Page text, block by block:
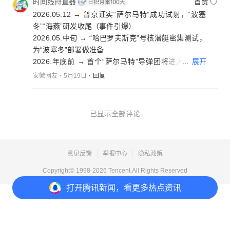
打开腾讯新闻，看更多热点资讯
2026.05.12 → 普京证实“萨尔马特”成功试射，“波塞
冬”“海燕”研发收尾（事件引爆）
2026.05.中旬 → “哈巴罗夫斯克”号核潜艇密集测试，
为“波塞冬”部署做准备
2026.年底前 → 首个“萨尔马特”导弹团将进入战斗值
班，替代老旧型号（战略升级）
展开
安徽网友 5月19日 回复
已显示全部评论
意见反馈 举报中心 隐私政策
Copyright© 1998-2026 Tencent.All Rights Reserved